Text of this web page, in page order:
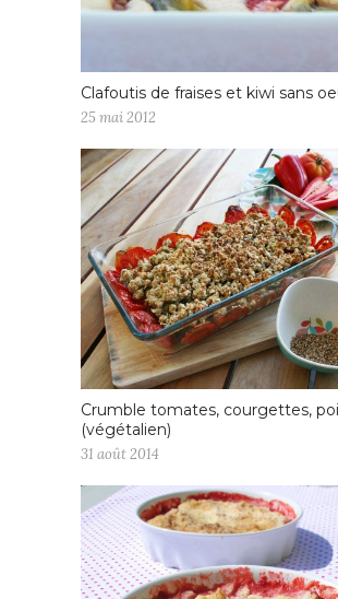
Clafoutis de fraises et kiwi sans
25 mai 2012
Crumble tomates, courgettes,
(végétalien)
31 août 2014